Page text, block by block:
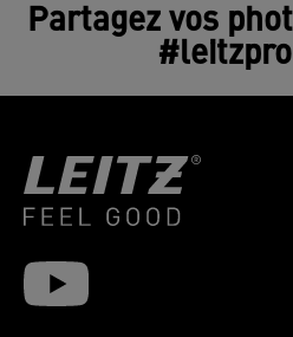
Partagez vos